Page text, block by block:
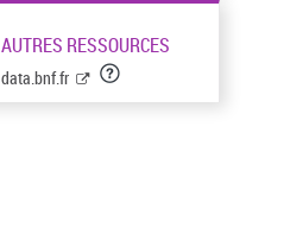
AUTRES RESSOURCES
data.bnf.fr